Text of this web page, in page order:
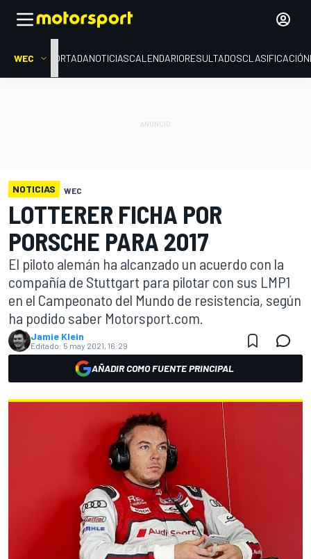
WEC PORTADANOTICIASCALENDARIORESULTADOSCLASIFICACIÓN
NOTICIAS WEC
LOTTERER FICHA POR
PORSCHE PARA 2017
El piloto alemán ha alcanzado un acuerdo con la
compañía de Stuttgart para pilotar con sus LMP1
en el Campeonato del Mundo de resistencia, según
ha podido saber Motorsport.com.
Jamie Klein
Editado: 5 may 2021, 16:29
AÑADIR COMO FUENTE PRINCIPAL